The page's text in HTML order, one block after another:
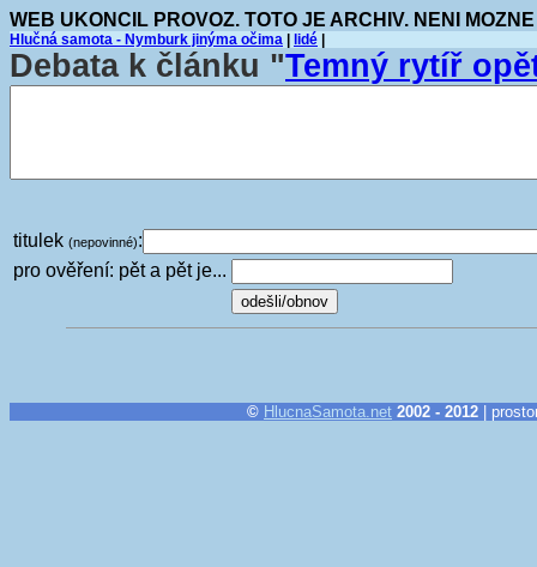
WEB UKONCIL PROVOZ. TOTO JE ARCHIV. NENI
Hlučná samota - Nymburk jinýma očima lidé
Debata k článku "Temný rytíř
titulek (nepovinné):
pro ověření: pět a pět je...
© HlucnaSamota.net 2002 - 2012 |